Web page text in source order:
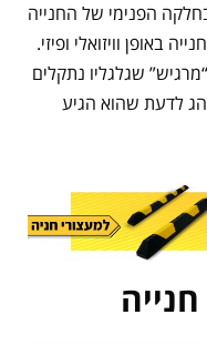
הפנימי של החנייה
באופן וויזואלי ופיזי.
שגלגליו נתקלים
לדעת שהוא הגיע